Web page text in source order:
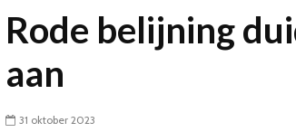
Rode belijning
aan
31 oktober 2023